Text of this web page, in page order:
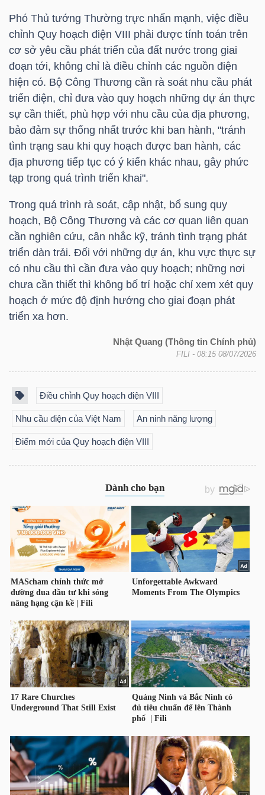
Phó Thủ tướng Thường trực nhấn mạnh, việc điều
chỉnh Quy hoạch điện VIII phải được tính toán trên
cơ sở yêu cầu phát triển của đất nước trong giai
đoạn tới, không chỉ là điều chỉnh các nguồn điện
hiện có. Bộ Công Thương cần rà soát nhu cầu phát
triển điện, chỉ đưa vào quy hoạch những dự án thực
sự cần thiết, phù hợp với nhu cầu của địa phương,
bảo đảm sự thống nhất trước khi ban hành, "tránh
tình trạng sau khi quy hoạch được ban hành, các
địa phương tiếp tục có ý kiến khác nhau, gây phức
tạp trong quá trình triển khai".
Trong quá trình rà soát, cập nhật, bổ sung quy
hoạch, Bộ Công Thương và các cơ quan liên quan
cần nghiên cứu, cân nhắc kỹ, tránh tình trạng phát
triển dàn trải. Đối với những dự án, khu vực thực sự
có nhu cầu thì cần đưa vào quy hoạch; những nơi
chưa cần thiết thì không bố trí hoặc chỉ xem xét quy
hoạch ở mức độ định hướng cho giai đoạn phát
triển xa hơn.
Nhật Quang (Thông tin Chính phủ)
FILI - 08:15 08/07/2026
Điều chỉnh Quy hoạch điện VIII
Nhu cầu điện của Việt Nam An ninh năng lượng
Điểm mới của Quy hoạch điện VIII
TIÊU
DÙNG
THIẾT
YẾU
SÓC
SỨC
KHỎE
TÀI
THÔNG
DỊCH
VỤ
TRUYỀN
THÔNG
TIỆN
ÍCH
BẤT
ĐỘNG
SẢN